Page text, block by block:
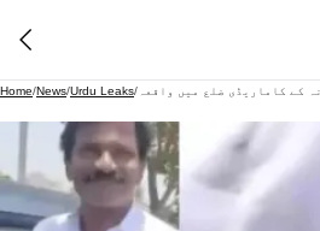
Home/News/Urdu Leaks/